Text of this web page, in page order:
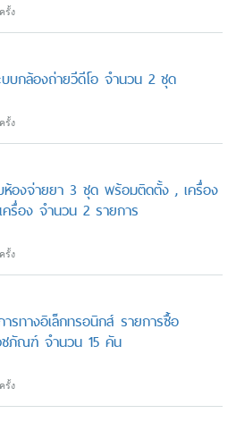
รั้ง
บกล้องถ่ายวีดีโอ จำนวน 2 ชุด
รั้ง
ห้องจ่ายยา 3 ชุด พร้อมติดตั้ง , เครื่อง
ครื่อง จำนวน 2 รายการ
รั้ง
รทางอิเล็กทรอนิกส์ รายการซื้อ
ชภัณฑ์ จำนวน 15 คัน
รั้ง